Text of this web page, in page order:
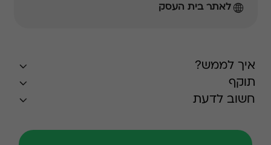
לאתר בית העסק
איך לממש?
תוקף
חשוב לדעת